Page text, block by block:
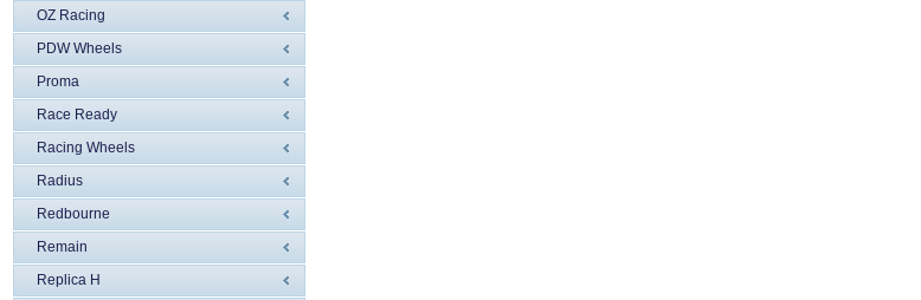
OZ Racing
PDW Wheels
Proma
Race Ready
Racing Wheels
Radius
Redbourne
Remain
Replica H